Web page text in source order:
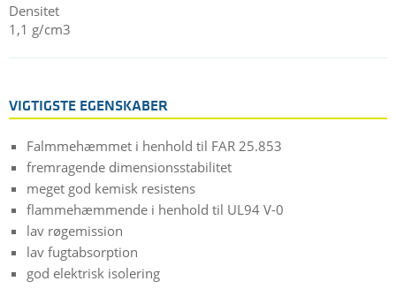
Densitet
1,1 g/cm3
VIGTIGSTE EGENSKABER
Falmmehæmmet i henhold til FAR 25.853
fremragende dimensionsstabilitet
meget god kemisk resistens
flammehæmmende i henhold til UL94 V-0
lav røgemission
lav fugtabsorption
god elektrisk isolering